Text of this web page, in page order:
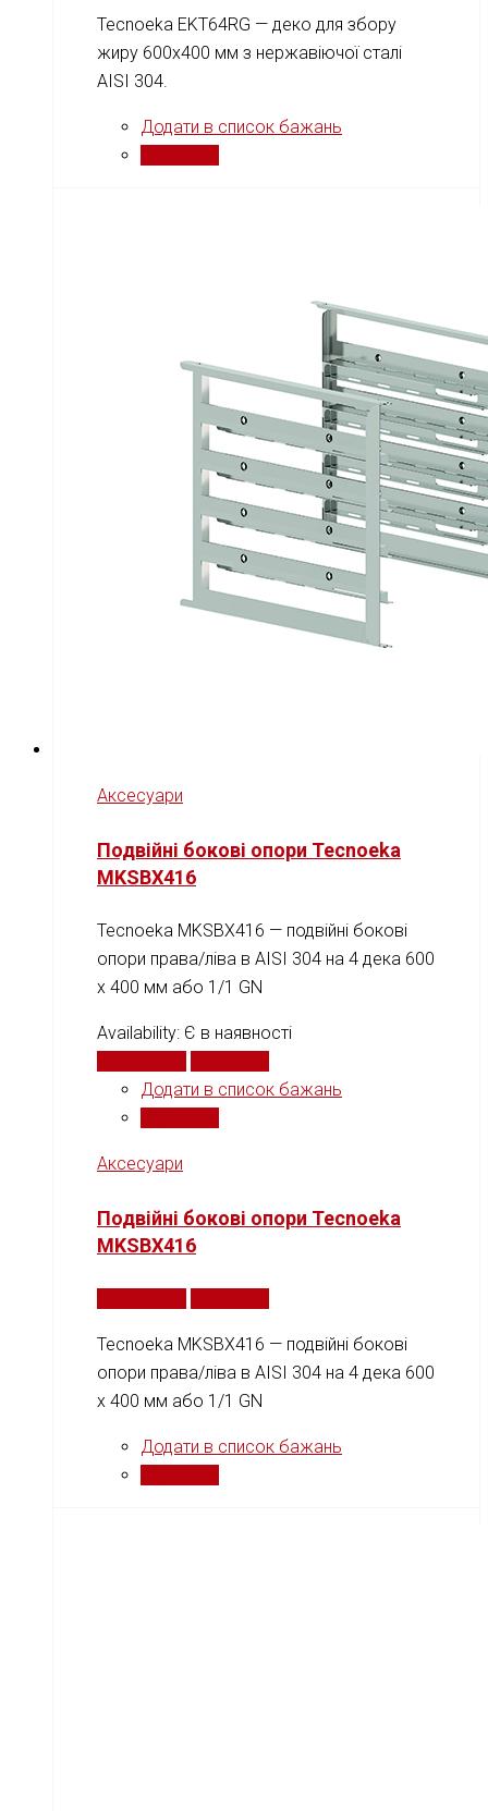
Tecnoeka EKT64RG — деко для збору
жиру 600x400 мм з нержавіючої сталі
AISI 304.
Додати в список бажань
Аксесуари
Подвійні бокові опори Tecnoeka
MKSBX416
Tecnoeka MKSBX416 — подвійні бокові
опори права/ліва в AISI 304 на 4 дека 600
х 400 мм або 1/1 GN
Availability: Є в наявності
Додати в список бажань
Аксесуари
Подвійні бокові опори Tecnoeka
MKSBX416
Tecnoeka MKSBX416 — подвійні бокові
опори права/ліва в AISI 304 на 4 дека 600
х 400 мм або 1/1 GN
Додати в список бажань